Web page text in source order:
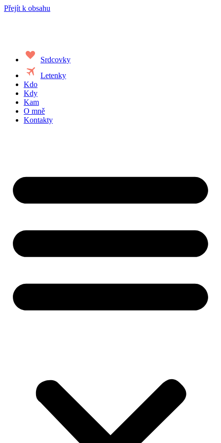
Přejít k obsahu
favorite Srdcovky
travel
Letenky
Kdo
Kdy
Kam
O mně
Kontakty